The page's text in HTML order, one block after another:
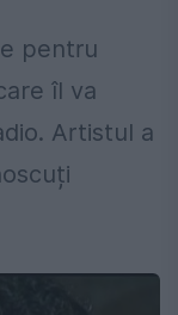
pentru
îl va
Artistul a